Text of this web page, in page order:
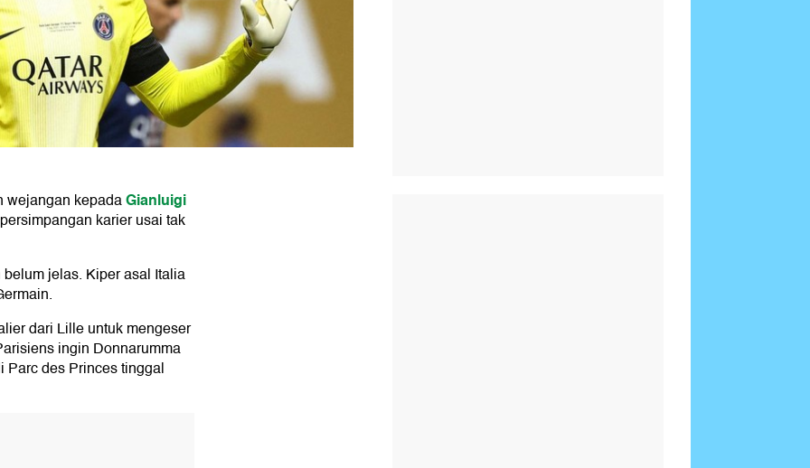
wejangan kepadaGianluigi
karier usai tak
jelas. Kiper asal Italia
dari Lille untuk mengeser
ingin Donnarumma
Parc des Princes tinggal